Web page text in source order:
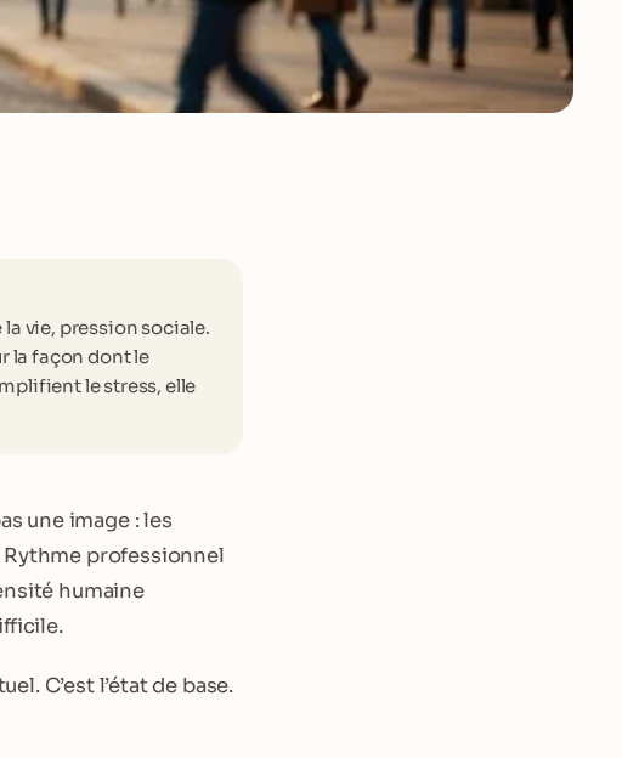
vie, pression sociale.
la façon dont le
le stress, elle
une image : les
professionnel
humaine
C’est l’état de base.